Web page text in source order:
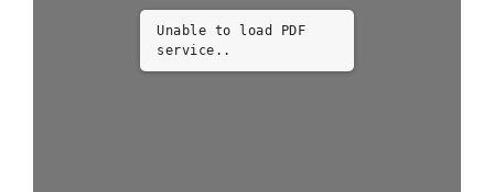
Unable to load PDF
service..